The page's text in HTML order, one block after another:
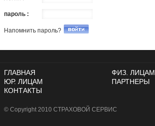
пароль :
Напомнить пароль?
ГЛАВНАЯ
ФИЗ. ЛИЦАМ
ЮР. ЛИЦАМ
ПАРТНЕРЫ
КОНТАКТЫ
© Copyright 2010 СТРАХОВОЙ СЕРВИС